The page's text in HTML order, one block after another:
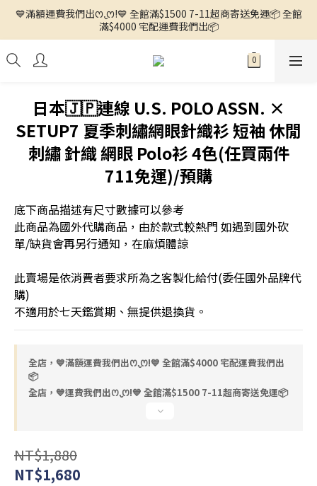
🌼徵求客人中🌼 ◕ᴗ<.ᐟ 更多新品歡迎追蹤官方INSTAGRAM🔗
💙滿額運費我們出ꯁ.̮ꯁ!💙 全館滿$1500 7-11超商寄送免運📦 全館
滿$4000 宅配運費我們出📦
🌼徵求客人中🌼 ◕ᴗ<.ᐟ 更多新品歡迎追蹤官方INSTAGRAM🔗
日本🇯🇵連線 U.S. POLO ASSN. ×
SETUP7 夏季刺繡網眼針織衫 短袖 休閒
刺繡 針織 網眼 Polo衫 4色(任買兩件
711免運)/預購
底下商品描述有尺寸數據可以參考
此商品為國外代購商品，由於款式較熱門 如遇到國外砍
單/缺貨會再另行通知，在麻煩體諒
此賣場是依消費者要求所為之客製化給付(委任國外品牌代
購)
不適用於七天鑑賞期、無提供退換貨。
全店，💙滿額運費我們出ꯁ.̮ꯁ!💙 全館滿$4000 宅配運費我們出
📦
全店，💙運費我們出ꯁ.̮ꯁ!💙 全館滿$1500 7-11超商寄送免運📦
NT$1,880
NT$1,680